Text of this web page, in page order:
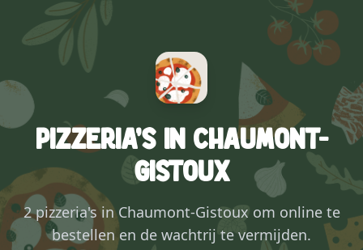
Pizzeria's in Chaumont-
Gistoux
2 pizzeria's in Chaumont-Gistoux om online te
bestellen en de wachtrij te vermijden.